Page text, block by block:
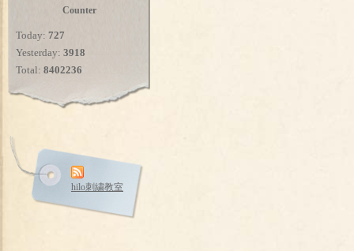
Counter
Today: 727
Yesterday: 3918
Total: 8402236
hilo刺繍教室